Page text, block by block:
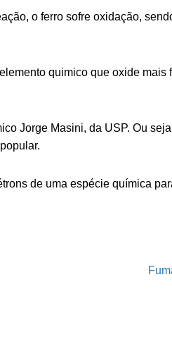
o ferro sofre oxidação,
quimico que oxide mais
Jorge Masini, da USP. Ou
de uma espécie química